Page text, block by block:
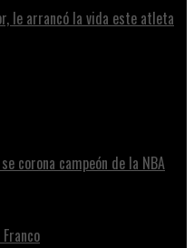
le arrancó la vida este atleta
corona campeón de la NBA